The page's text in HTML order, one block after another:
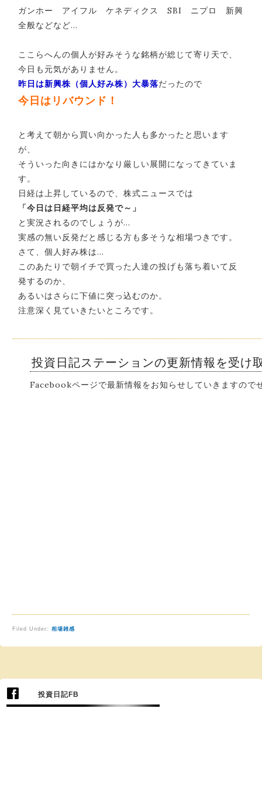
ガンホー アイフル ケネディクス SBI ニプロ 新興
全般などなど…
ここらへんの個人が好みそうな銘柄が総じて寄り天で、
今日も元気がありません。
昨日は新興株（個人好み株）大暴落だったので
今日はリバウンド！
と考えて朝から買い向かった人も多かったと思います
が、
そういった向きにはかなり厳しい展開になってきていま
す。
日経は上昇しているので、株式ニュースでは
「今日は日経平均は反発で～」
と実況されるのでしょうが…
実感の無い反発だと感じる方も多そうな相場つきです。
さて、個人好み株は…
このあたりで朝イチで買った人達の投げも落ち着いて反
発するのか、
あるいはさらに下値に突っ込むのか。
注意深く見ていきたいところです。
投資日記ステーションの更新情報を受け
Facebookページで最新情報をお知らせしていきますので
Filed Under: 相場雑感
投資日記FB